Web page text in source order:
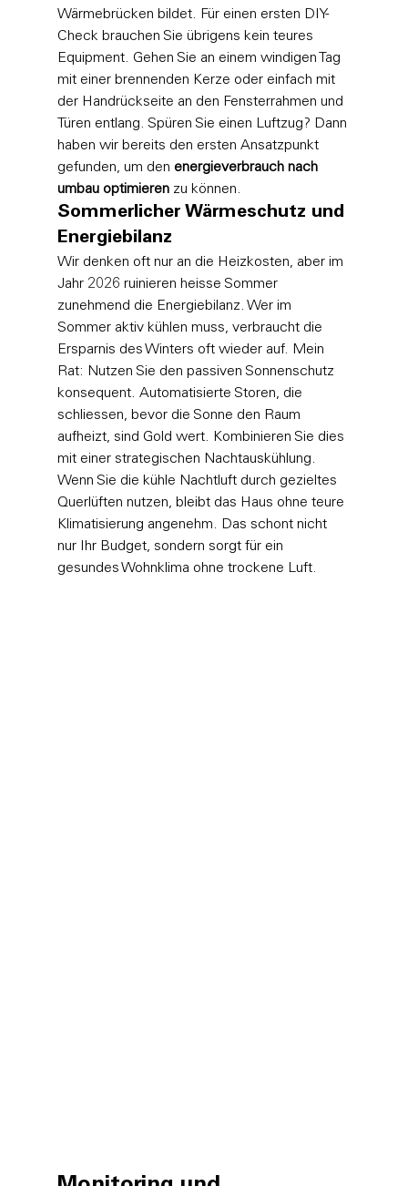
Wärmebrücken bildet. Für einen ersten DIY-
Check brauchen Sie übrigens kein teures
Equipment. Gehen Sie an einem windigen Tag
mit einer brennenden Kerze oder einfach mit
der Handrückseite an den Fensterrahmen und
Türen entlang. Spüren Sie einen Luftzug? Dann
haben wir bereits den ersten Ansatzpunkt
gefunden, um den energieverbrauch nach
umbau optimieren zu können.
Sommerlicher Wärmeschutz und
Energiebilanz
Wir denken oft nur an die Heizkosten, aber im
Jahr 2026 ruinieren heisse Sommer
zunehmend die Energiebilanz. Wer im
Sommer aktiv kühlen muss, verbraucht die
Ersparnis des Winters oft wieder auf. Mein
Rat: Nutzen Sie den passiven Sonnenschutz
konsequent. Automatisierte Storen, die
schliessen, bevor die Sonne den Raum
aufheizt, sind Gold wert. Kombinieren Sie dies
mit einer strategischen Nachtauskühlung.
Wenn Sie die kühle Nachtluft durch gezieltes
Querlüften nutzen, bleibt das Haus ohne teure
Klimatisierung angenehm. Das schont nicht
nur Ihr Budget, sondern sorgt für ein
gesundes Wohnklima ohne trockene Luft.